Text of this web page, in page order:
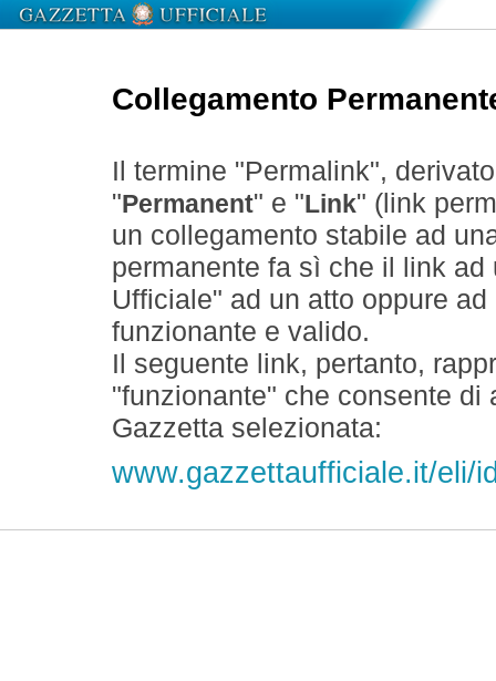
Collegamento
Il termine "Permalink",
" Permanent" e " Link" (link
un collegamento stabile ad
permanente fa sì che il link
Ufficiale" ad un atto oppure
funzionante e valido.
Il seguente link, pertanto,
"funzionante" che consente
Gazzetta selezionata:
www.gazzettaufficiale.it/eli/